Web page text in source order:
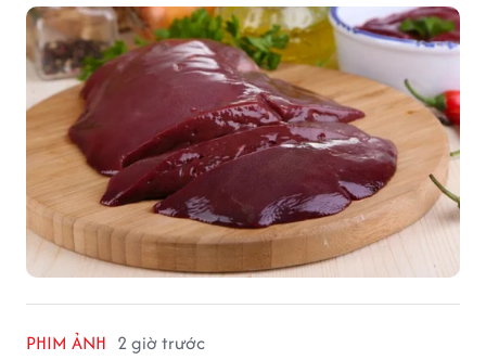
PHIM ẢNH 2 giờ trước